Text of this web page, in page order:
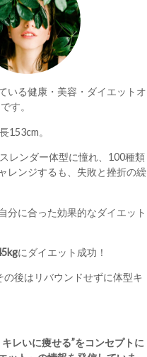
いる健康・美容・ダイエットオ
です。
153cm。
レンダー体型に憧れ、100種類
レンジするも、失敗と挫折の繰
分に合った効果的なダイエット
にダイエット成功！
の後はリバウンドせずに体型キ
レいに痩せる”をコンセプトに